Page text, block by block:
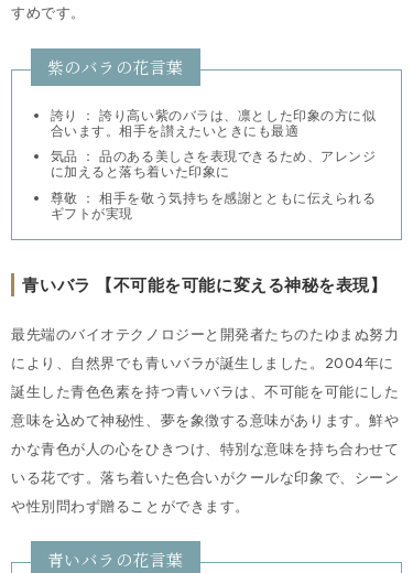
すめです。
紫のバラの花言葉
誇り ： 誇り高い紫のバラは、凛とした印象の方に似
合います。相手を讃えたいときにも最適
気品 ： 品のある美しさを表現できるため、アレンジ
に加えると落ち着いた印象に
尊敬 ： 相手を敬う気持ちを感謝とともに伝えられる
ギフトが実現
青いバラ 【不可能を可能に変える神秘を表現】
最先端のバイオテクノロジーと開発者たちのたゆまぬ努力
により、自然界でも青いバラが誕生しました。2004年に
誕生した青色色素を持つ青いバラは、不可能を可能にした
意味を込めて神秘性、夢を象徴する意味があります。鮮や
かな青色が人の心をひきつけ、特別な意味を持ち合わせて
いる花です。落ち着いた色合いがクールな印象で、シーン
や性別問わず贈ることができます。
青いバラの花言葉